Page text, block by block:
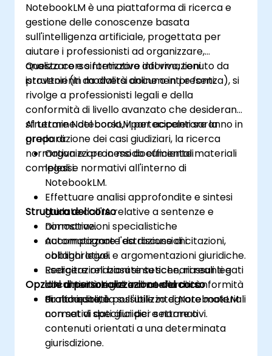
NotebookLM è una piattaforma di ricerca e
gestione delle conoscenze basata
sull'intelligenza artificiale, progettata per
aiutare i professionisti ad organizzare,
analizzare e sintetizzare informazioni
provenienti da diversi documenti e fonti.
Questo corso formativo dal vivo, tenuto da
istruttori (in modalità online o in presenza), si
rivolge a professionisti legali e della
conformità di livello avanzato che desiderano
sfruttare NotebookLM per accelerare la
preparazione dei casi giudiziari, la ricerca
normativa e i processi documentali
complessi.
Al termine del corso, i partecipanti saranno in
grado di:
Organizzare in modo efficiente materiali
legali e normativi all'interno di
NotebookLM.
Effettuare analisi approfondite e sintesi
guidate dall'IA relative a sentenze e
normative.
Automatizzare l'estrazione di citazioni,
obblighi legali e argomentazioni giuridiche.
Redigere relazioni sintetiche, riassunti e
documentazione in materia di conformità
di alta qualità.
Struttura del corso
Dimostrazioni specialistiche
accompagnate da discussioni
collaborative.
Esercitazioni basate su scenari reali legati
alle attività legali e di conformità.
Pratica diretta sull'utilizzo di NotebookLM
con set di dati giuridici e normativi.
Opzioni di personalizzazione del corso
Su richiesta, è possibile integrare materiali
normativi specifici per settore o
contenuti orientati a una determinata
giurisdizione.